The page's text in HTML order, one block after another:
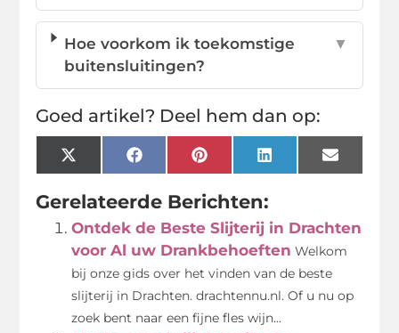
Hoe voorkom ik toekomstige
buitensluitingen?
▼
Goed artikel? Deel hem dan op:
X
(Twitter)
FacebookPinterestLinkedInEmail
Gerelateerde Berichten:
Ontdek de Beste Slijterij in Drachten
voor Al uw Drankbehoeften Welkom
bij onze gids over het vinden van de beste
slijterij in Drachten. drachtennu.nl. Of u nu op
zoek bent naar een fijne fles wijn...